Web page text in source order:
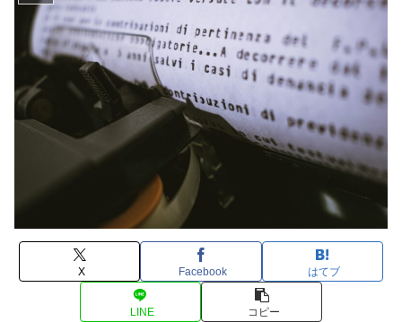
X Facebook はてブ
LINE コピー